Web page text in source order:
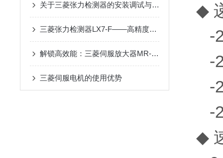
关于三菱张力检测器的安装调试与日常运维的一些要点
三菱张力检测器LX7-F——高精度、高可靠性的张力测量设备
解锁高效能：三菱伺服放大器MR-J4-60B全面解析
三菱伺服电机的使用优势
◆
-
-
-
-
◆